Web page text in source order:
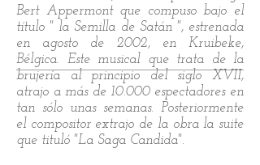
Bert Appermont que compuso bajo el
título " la Semilla de Satán ", estrenada
en agosto de 2002, en Kruibeke,
Bélgica. Este musical que trata de la
brujería al principio del siglo XVII,
atrajo a más de 10.000 espectadores en
tan sólo unas semanas. Posteriormente
el compositor extrajo de la obra la suite
que tituló "La Saga Candida".